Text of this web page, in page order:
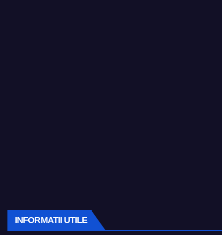
INFORMATII UTILE